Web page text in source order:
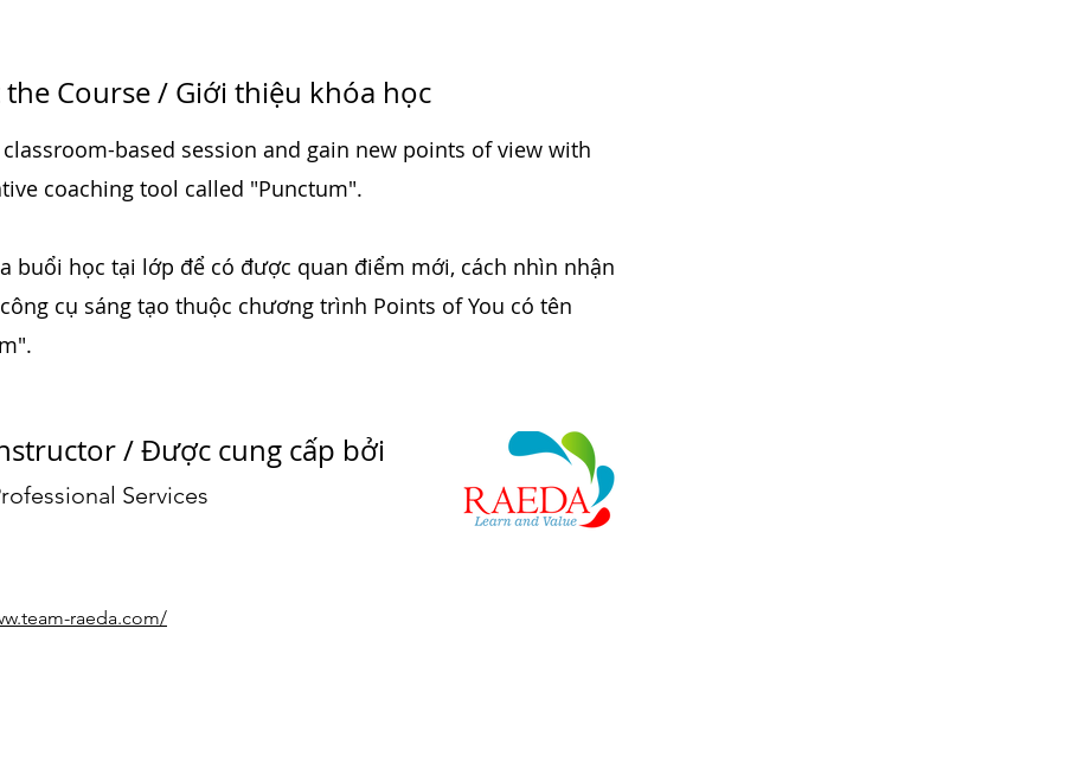
Course / Giới thiệu khóa học
classroom-based session and gain new points of view with
coaching tool called "Punctum".
buổi học tại lớp để có được quan điểm mới, cách nhìn nhận
cụ sáng tạo thuộc chương trình Points of You có tên
/ Được cung cấp bởi
Services
raeda.com/